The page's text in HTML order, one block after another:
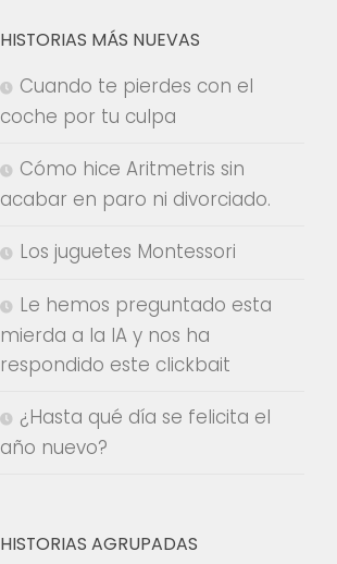
HISTORIAS MÁS NUEVAS
Cuando te pierdes con el
coche por tu culpa
Cómo hice Aritmetris sin
acabar en paro ni divorciado.
Los juguetes Montessori
Le hemos preguntado esta
mierda a la IA y nos ha
respondido este clickbait
¿Hasta qué día se felicita el
año nuevo?
HISTORIAS AGRUPADAS